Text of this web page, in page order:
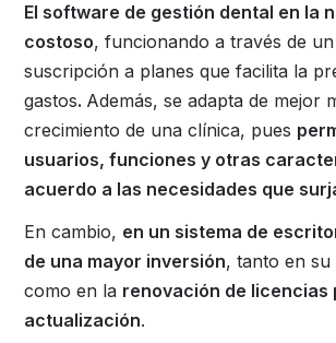
El software de gestión dental en la
costoso, funcionando a través de
suscripción a planes que facilita la
gastos. Además, se adapta de mejor
crecimiento de una clínica, pues
usuarios, funciones y otras
acuerdo a las necesidades que
En cambio, en un sistema de
de una mayor inversión, tanto en su
como en la renovación de licencias
actualización.